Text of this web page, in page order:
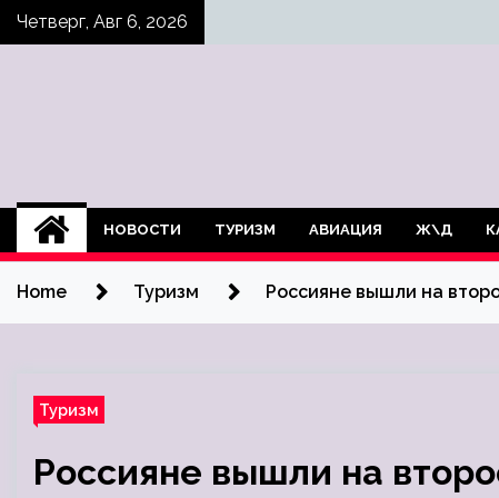
SkipЧетверг, Авг 6, 2026
НОВОСТИ ТУРИЗМ АВИАЦИЯ Ж\Д
Home Туризм Россияне вышли на
Туризм
Россияне вышли на